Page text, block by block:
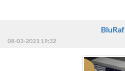
BluRaf
08-03-2021 19:32